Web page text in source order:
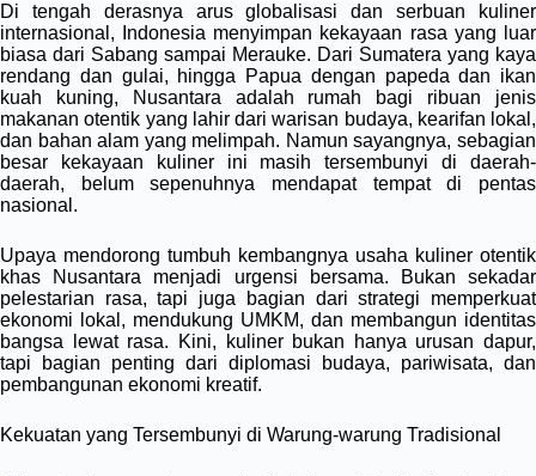
Di tengah derasnya arus globalisasi dan serbuan kuliner
internasional, Indonesia menyimpan kekayaan rasa yang luar
biasa dari Sabang sampai Merauke. Dari Sumatera yang kaya
rendang dan gulai, hingga Papua dengan papeda dan ikan
kuah kuning, Nusantara adalah rumah bagi ribuan jenis
makanan otentik yang lahir dari warisan budaya, kearifan lokal,
dan bahan alam yang melimpah. Namun sayangnya, sebagian
besar kekayaan kuliner ini masih tersembunyi di daerah-
daerah, belum sepenuhnya mendapat tempat di pentas
nasional.
Upaya mendorong tumbuh kembangnya usaha kuliner otentik
khas Nusantara menjadi urgensi bersama. Bukan sekadar
pelestarian rasa, tapi juga bagian dari strategi memperkuat
ekonomi lokal, mendukung UMKM, dan membangun identitas
bangsa lewat rasa. Kini, kuliner bukan hanya urusan dapur,
tapi bagian penting dari diplomasi budaya, pariwisata, dan
pembangunan ekonomi kreatif.
Kekuatan yang Tersembunyi di Warung-warung Tradisional